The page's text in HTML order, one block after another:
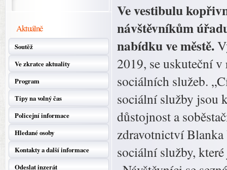
Aktuálně
Soutěž
Ve zkratce aktuality
Program
Tipy na volný čas
Policejní informace
Hledané osoby
Kontakty a další informace
Odeslat inzerát
Ve vestibulu
návštěvníkům
nabídku ve městě.
2019, se uskuteční
sociálních služeb.
sociální služby jsou
důstojnost a
zdravotnictví Blanka
sociální služby,